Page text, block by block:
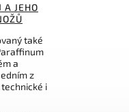
A JEHO
také
a
z
i